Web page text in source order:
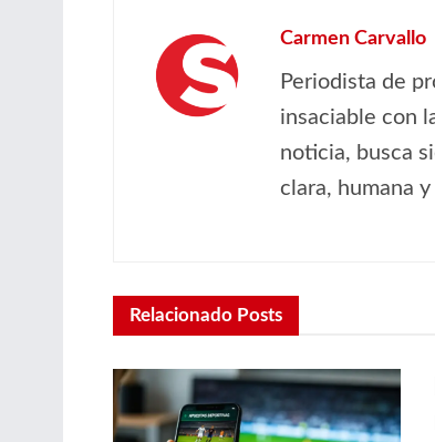
Carmen Carvallo
Periodista de
insaciable con
noticia, busca
clara, humana
Relacionado Posts